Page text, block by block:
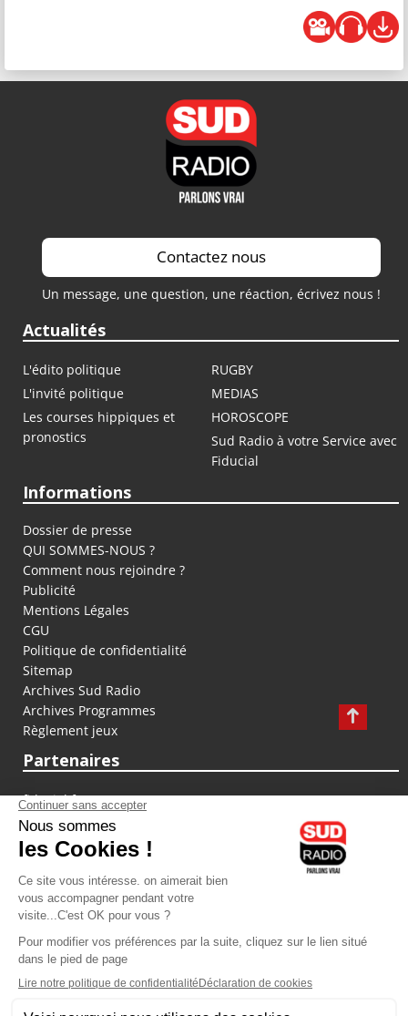
Contactez nous
Un message, une question, une réaction, écrivez nous !
Actualités
L'édito politique
RUGBY
L'invité politique
MEDIAS
Les courses hippiques et
pronostics
HOROSCOPE
Sud Radio à votre Service avec
Fiducial
Informations
Dossier de presse
QUI SOMMES-NOUS ?
Comment nous rejoindre ?
Publicité
Mentions Légales
CGU
Politique de confidentialité
Sitemap
Archives Sud Radio
Archives Programmes
Règlement jeux
Partenaires
fiducial.fr
lyoncapitale.fr
olympique-et-lyonnais.com
L'application Iphone / Android
Téléchargez l'application
Les cookies
Gestion des cookies